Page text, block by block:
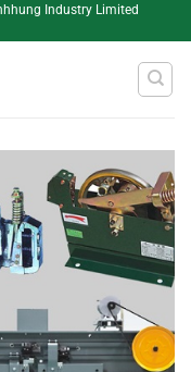
Industry Limited